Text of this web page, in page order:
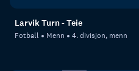
Larvik Turn - Teie
Fotball Menn 4. divisjon, menn